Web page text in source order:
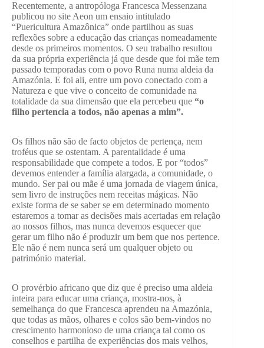
Recentemente, a antropóloga Francesca Messenzana
publicou no site Aeon um ensaio intitulado
“Puericultura Amazônica” onde partilhou as suas
reflexões sobre a educação das crianças nomeadamente
desde os primeiros momentos. O seu trabalho resultou
da sua própria experiência já que desde que foi mãe tem
passado temporadas com o povo Runa numa aldeia da
Amazónia. E foi ali, entre um povo conectado com a
Natureza e que vive o conceito de comunidade na
totalidade da sua dimensão que ela percebeu que “o
filho pertencia a todos, não apenas a mim”.
Os filhos não são de facto objetos de pertença, nem
troféus que se ostentam. A parentalidade é uma
responsabilidade que compete a todos. E por “todos”
devemos entender a família alargada, a comunidade, o
mundo. Ser pai ou mãe é uma jornada de viagem única,
sem livro de instruções nem receitas mágicas. Não
existe forma de se saber se em determinado momento
estaremos a tomar as decisões mais acertadas em relação
ao nossos filhos, mas nunca devemos esquecer que
gerar um filho não é produzir um bem que nos pertence.
Ele não é nem nunca será um qualquer objeto ou
património material.
O provérbio africano que diz que é preciso uma aldeia
inteira para educar uma criança, mostra-nos, à
semelhança do que Francesca aprendeu na Amazónia,
que todas as mãos, olhares e colos são bem-vindos no
crescimento harmonioso de uma criança tal como os
conselhos e partilha de experiências dos mais velhos,